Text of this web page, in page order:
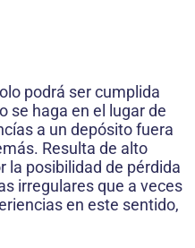
podrá ser cumplida
se haga en el lugar de
a un depósito fuera
Resulta de alto
la posibilidad de pérdida
irregulares que a veces
en este sentido,